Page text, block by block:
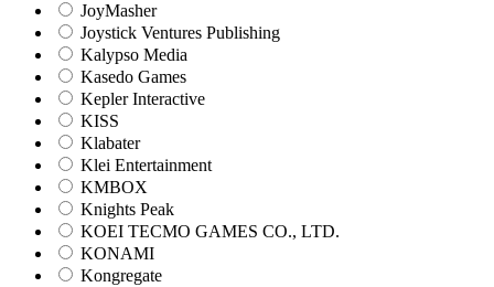
JoyMasher
Joystick Ventures Publishing
Kalypso Media
Kasedo Games
Kepler Interactive
KISS
Klabater
Klei Entertainment
KMBOX
Knights Peak
KOEI TECMO GAMES CO., LTD.
KONAMI
Kongregate